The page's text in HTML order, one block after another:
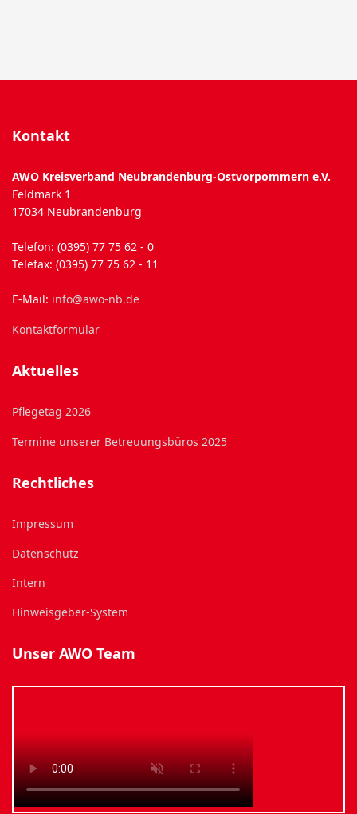
Kontakt
AWO Kreisverband Neubrandenburg-Ostvorpommern e.V.
Feldmark 1
17034 Neubrandenburg
Telefon: (0395) 77 75 62 - 0
Telefax: (0395) 77 75 62 - 11
E-Mail: info@awo-nb.de
Kontaktformular
Aktuelles
Pflegetag 2026
Termine unserer Betreuungsbüros 2025
Rechtliches
Impressum
Datenschutz
Intern
Hinweisgeber-System
Unser AWO Team